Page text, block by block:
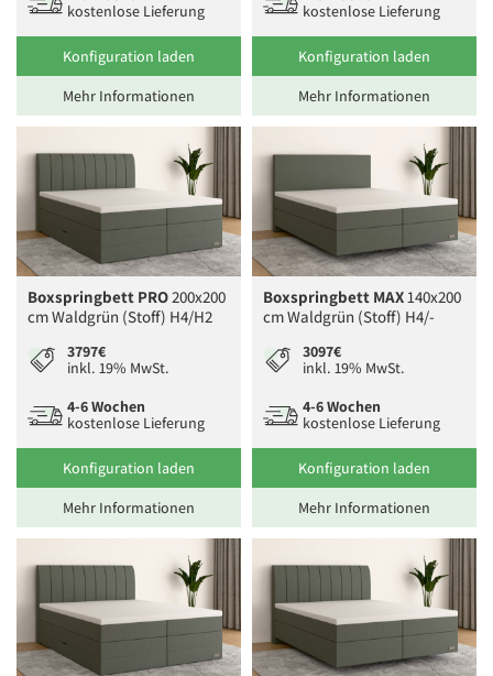
kostenlose Lieferung
Konfiguration laden
Mehr Informationen
kostenlose Lieferung
Konfiguration laden
Mehr Informationen
Boxspringbett PRO200x200
cm Waldgrün (Stoff) H4/H2
3797€
inkl. 19% MwSt.
4-6 Wochen
kostenlose Lieferung
Konfiguration laden
Mehr Informationen
Boxspringbett MAX140x200
cm Waldgrün (Stoff) H4/-
3097€
inkl. 19% MwSt.
4-6 Wochen
kostenlose Lieferung
Konfiguration laden
Mehr Informationen